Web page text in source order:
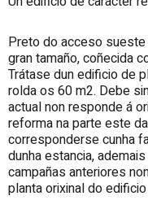
Preto do acceso
gran tamaño, coñecida
Trátase dun edificio de
rolda os 60 m2. Debe
actual non responde á
reforma na parte este
corresponderse cunha
dunha estancia,
campañas anteriores
planta orixinal do